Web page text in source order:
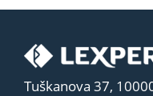
Tuškanova 37,